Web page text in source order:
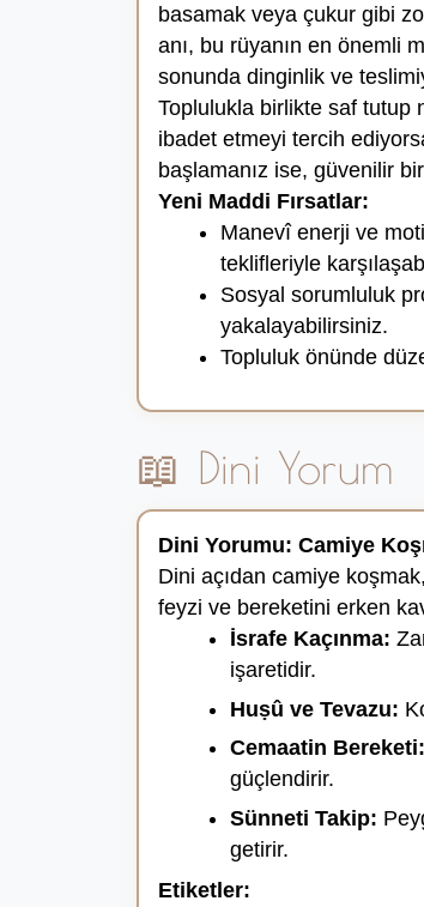
basamak veya çukur gibi
anı, bu rüyanın en önemli
sonunda dinginlik ve
Toplulukla birlikte saf tutup
ibadet etmeyi tercih
başlamanız ise, güvenilir
Yeni Maddi Fırsatlar:
Manevî enerji ve
teklifleriyle
Sosyal sorumluluk
yakalayabilirsiniz.
Topluluk önünde
📖 Dini Yorum
Dini Yorumu: Camiye
Dini açıdan camiye
feyzi ve bereketini erken
İsrafe Kaçınma:
işaretidir.
Huṣû ve Tevazu:
Cemaatin Bereketi:
güçlendirir.
Sünneti Takip:
getirir.
Etiketler: